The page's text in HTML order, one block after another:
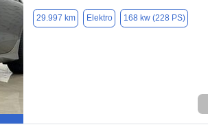
29.997 km Elektro 168 kw (228 PS)